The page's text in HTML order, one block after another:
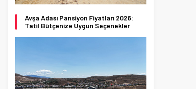
Avşa Adası Pansiyon Fiyatları 2026:
Tatil Bütçenize Uygun Seçenekler